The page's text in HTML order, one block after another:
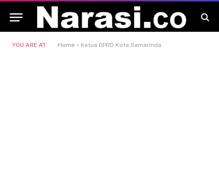
YOU ARE AT: Home » Ketua DPRD Kota Samarinda